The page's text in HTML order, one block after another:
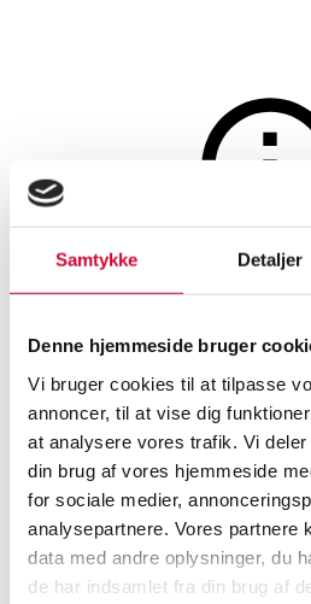
Samtykke Detaljer
Denne hjemmeside bruger
Vi bruger cookies til at tilpasse
annoncer, til at vise dig
at analysere vores trafik. Vi
din brug af vores hjemmeside
for sociale medier,
analysepartnere. Vores partnere
data med andre oplysninger, du
de har indsamlet fra din brug af
Tegninger
Auktionen er
gående mand.
SHOWROOM
Odense
VURDERING
DKK 2.600 6527772
Beskrivelse